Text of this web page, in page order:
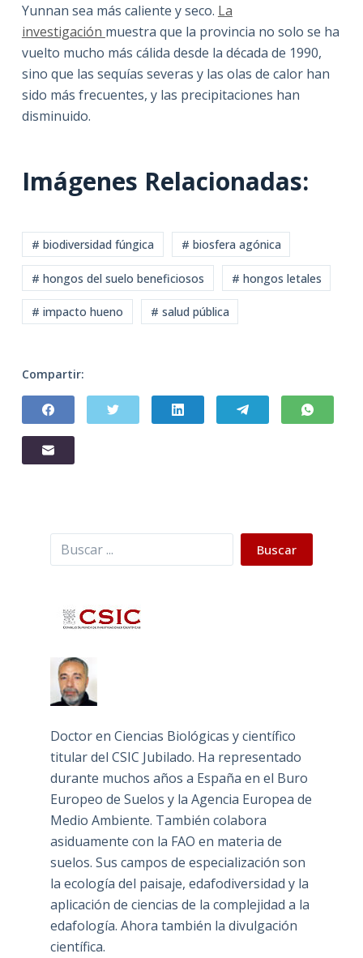
Yunnan sea más caliente y seco. La
investigación muestra que la provincia no solo se ha
vuelto mucho más cálida desde la década de 1990,
sino que las sequías severas y las olas de calor han
sido más frecuentes, y las precipitaciones han
disminuido.
Imágenes Relacionadas:
# biodiversidad fúngica # biosfera agónica
# hongos del suelo beneficiosos # hongos letales
# impacto hueno # salud pública
Compartir:
Buscar Buscar
Doctor en Ciencias Biológicas y científico
titular del CSIC Jubilado. Ha representado
durante muchos años a España en el Buro
Europeo de Suelos y la Agencia Europea de
Medio Ambiente. También colabora
asiduamente con la FAO en materia de
suelos. Sus campos de especialización son
la ecología del paisaje, edafodiversidad y la
aplicación de ciencias de la complejidad a la
edafología. Ahora también la divulgación
científica.